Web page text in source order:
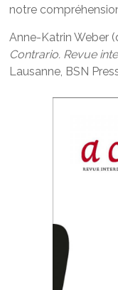
notre
Anne-Katrin Weber
Contrario. Revue
Lausanne, BSN